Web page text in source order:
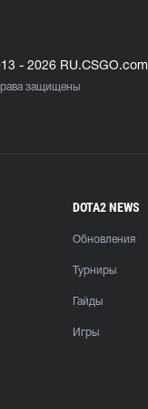
- 2026 RU.CSGO.com
защищены
DOTA2 NEWS
Обновления
Турниры
Гайды
Игры